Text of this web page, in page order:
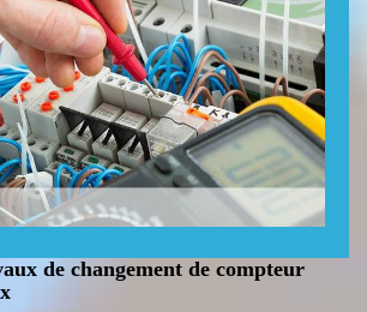
de changement de compteur